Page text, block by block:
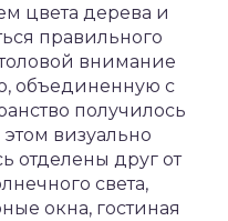
цвета дерева и
правильного
внимание
объединенную с
получилось
визуально
отделены друг от
света,
окна, гостиная